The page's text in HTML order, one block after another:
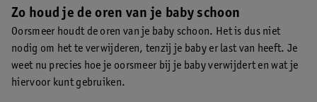
baby verwijderen.
dit niet, dan kun je het weghalen met een (hydrofiel) washandje.
Lees meer over oorsmeer bij je baby verwijderen.
Zo houd je de oren van je baby schoon
Oorsmeer houdt de oren van je baby schoon. Het is dus niet
nodig om het te verwijderen, tenzij je baby er last van heeft. Je
weet nu precies hoe je oorsmeer bij je baby verwijdert en wat je
hiervoor kunt gebruiken.